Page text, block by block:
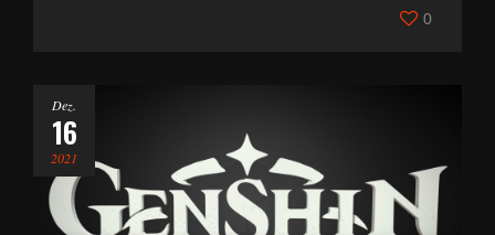
0
Dez.
16
2021